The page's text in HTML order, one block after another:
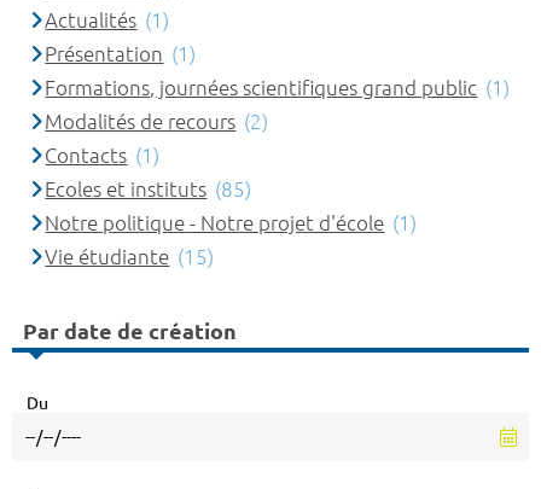
Actualités (1)
Présentation (1)
Formations, journées scientifiques grand public (1)
Modalités de recours (2)
Contacts (1)
Ecoles et instituts (85)
Notre politique - Notre projet d'école (1)
Vie étudiante (15)
Par date de création
Du